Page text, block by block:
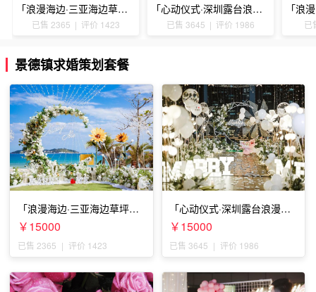
「浪漫海边·三亚海边草坪浪漫求婚」
已售 2365 | 评价 1423
「心动仪式·深圳露台浪漫求婚」
已售 3645 | 评价 1986 已
景德镇求婚策划套餐
「浪漫海边·三亚海边草坪浪
漫求婚」
￥15000
已售 2365 | 评价 1423
「心动仪式·深圳露台浪漫求
婚」
￥15000
已售 3645 | 评价 1986